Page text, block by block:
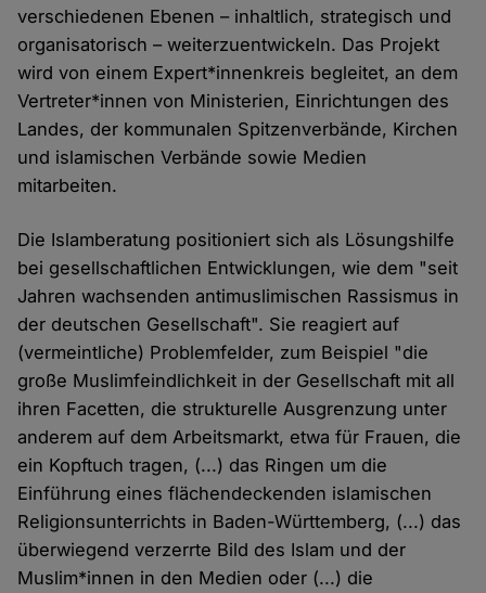
verschiedenen Ebenen – inhaltlich, strategisch und
organisatorisch – weiterzuentwickeln. Das Projekt
wird von einem Expert*innenkreis begleitet, an dem
Vertreter*innen von Ministerien, Einrichtungen des
Landes, der kommunalen Spitzenverbände, Kirchen
und islamischen Verbände sowie Medien
mitarbeiten.
Die Islamberatung positioniert sich als Lösungshilfe
bei gesellschaftlichen Entwicklungen, wie dem "seit
Jahren wachsenden antimuslimischen Rassismus in
der deutschen Gesellschaft". Sie reagiert auf
(vermeintliche) Problemfelder, zum Beispiel "die
große Muslimfeindlichkeit in der Gesellschaft mit all
ihren Facetten, die strukturelle Ausgrenzung unter
anderem auf dem Arbeitsmarkt, etwa für Frauen, die
ein Kopftuch tragen, (...) das Ringen um die
Einführung eines flächendeckenden islamischen
Religionsunterrichts in Baden-Württemberg, (...) das
überwiegend verzerrte Bild des Islam und der
Muslim*innen in den Medien oder (...) die